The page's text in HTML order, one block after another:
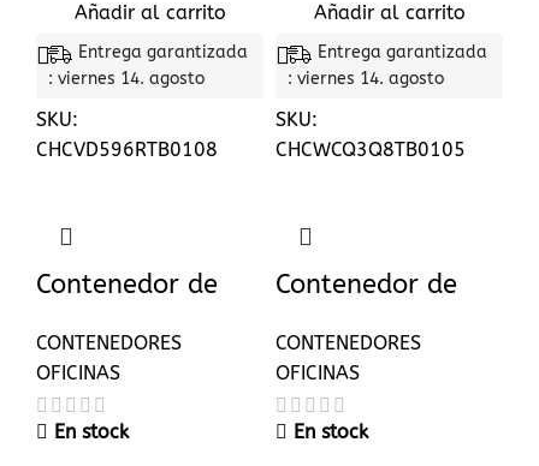
Añadir al carrito
Entrega garantizada
: viernes 14. agosto
SKU:
CHCVD596RTB0108
Añadir al carrito
Entrega garantizada
: viernes 14. agosto
SKU:
CHCWCQ3Q8TB0105
Contenedor de
2,20 m
CONTENEDORES
OFICINAS
En stock
Contenedor de
CONTENEDORES
OFICINAS
En stock